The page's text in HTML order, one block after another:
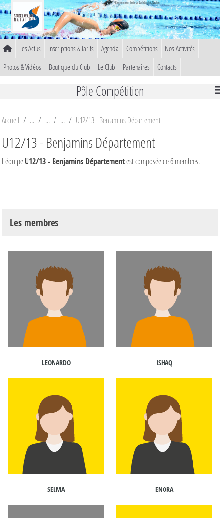
Bienvenue sur le site du Stade Lavallois Natation
Les Actus Inscriptions & Tarifs Agenda Compétitions
Nos Activités
Photos & Vidéos
Boutique du Club Le Club Partenaires Contacts
Pôle Compétition
Accueil U12/13 - Benjamins Département
U12/13 - Benjamins Département
L'équipeU12/13 - Benjamins Départementest composée de 6 membres.
Les membres
LEONARDO ISHAQ
SELMA ENORA
Panneau de gestion des cookies